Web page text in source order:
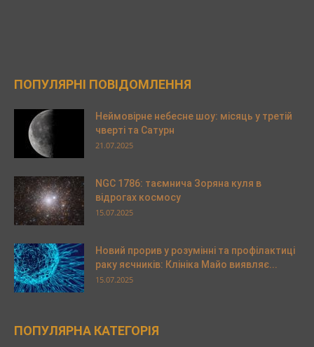
ПОПУЛЯРНІ ПОВІДОМЛЕННЯ
Неймовірне небесне шоу: місяць у третій
чверті та Сатурн
21.07.2025
NGC 1786: таємнича Зоряна куля в
відрогах космосу
15.07.2025
Новий прорив у розумінні та профілактиці
раку яєчників: Клініка Майо виявляє...
15.07.2025
ПОПУЛЯРНА КАТЕГОРІЯ